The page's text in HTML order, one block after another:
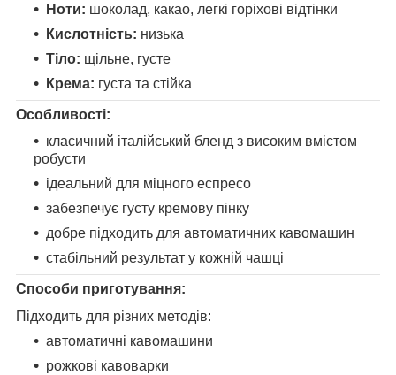
Ноти: шоколад, какао, легкі горіхові відтінки
Кислотність: низька
Тіло: щільне, густе
Крема: густа та стійка
Особливості:
класичний італійський бленд з високим вмістом
робусти
ідеальний для міцного еспресо
забезпечує густу кремову пінку
добре підходить для автоматичних кавомашин
стабільний результат у кожній чашці
Способи приготування:
Підходить для різних методів:
автоматичні кавомашини
рожкові кавоварки